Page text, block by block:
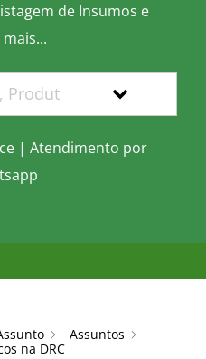
de Insumos e
|Atendimento por
Assuntos
na DRC